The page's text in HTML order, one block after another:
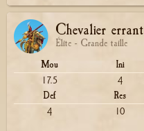
Chevalier errant
Élite - Grande taille
Mou
17.5
Ini
4
Def
4
Res
10